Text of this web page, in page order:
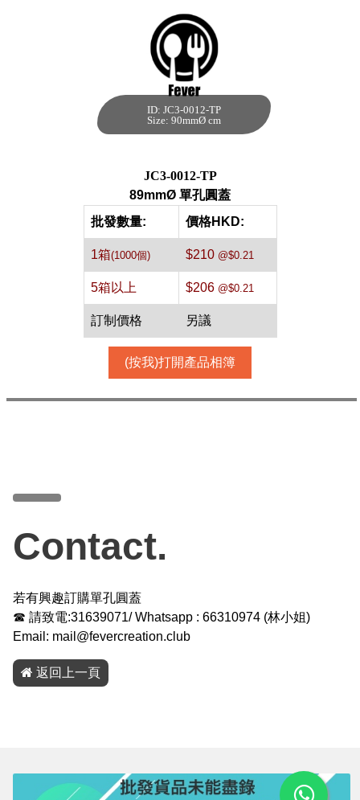
ID: JC3-0012-TP
Size: 90mmØ cm
89mmØ 單孔圓蓋
[透明,1000個]
JC3-0012-TP
89mmØ 單孔圓蓋
批發數量:
價格HKD:
1箱(1000個) $210@$0.21
5箱以上 $206@$0.21
訂制價格 另議
(按我)打開產品相簿
Contact.
若有興趣訂購單孔圓蓋
☎ 請致電:31639071/ Whatsapp : 66310974 (林小姐 )
Email: mail@fevercreation.club
返回上一頁